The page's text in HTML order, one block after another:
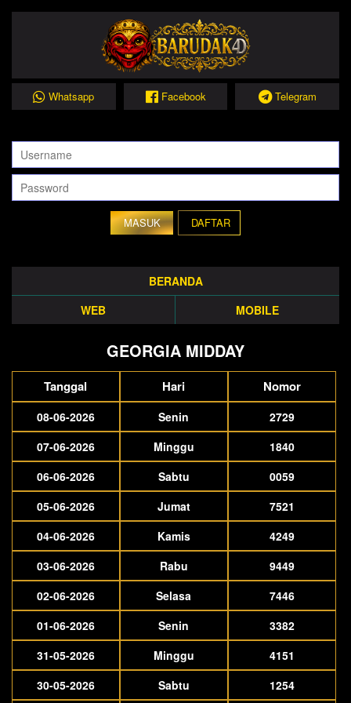
Whatsapp Facebook Telegram
DAFTAR
BERANDA
WEB
MOBILE
GEORGIA MIDDAY
Tanggal Hari Nomor
08-06-2026 Senin
2729
07-06-2026
Minggu
1840
06-06-2026
Sabtu
0059
05-06-2026
Jumat
7521
04-06-2026
Kamis
4249
03-06-2026
Rabu
9449
02-06-2026
Selasa
7446
01-06-2026
Senin
3382
31-05-2026
Minggu
4151
30-05-2026
Sabtu 1254